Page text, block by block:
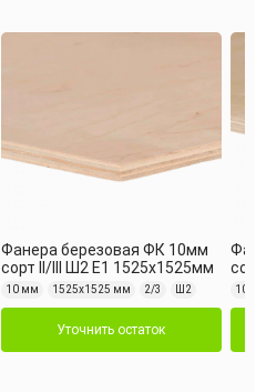
Фанера березовая ФК 10мм
сорт II/III Ш2 Е1 1525х1525мм
10 мм 1525х1525 мм 2/3 Ш2
Уточнить остаток
10